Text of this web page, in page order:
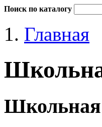
Поиск по каталогу
Главная
Школьная